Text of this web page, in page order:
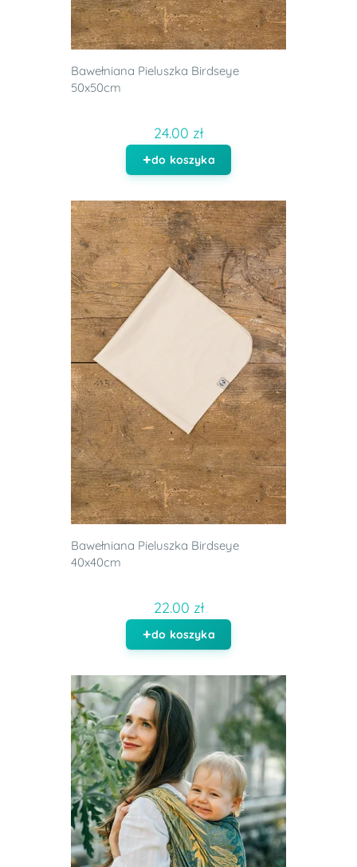
Bawełniana Pieluszka Birdseye
50x50cm
24.00 zł
do koszyka
Bawełniana Pieluszka Birdseye
40x40cm
22.00 zł
do koszyka